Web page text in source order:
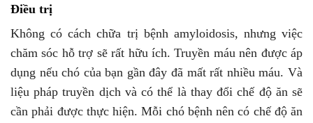
Điều trị
Không có cách chữa trị bệnh amyloidosis, nhưng việc
chăm sóc hỗ trợ sẽ rất hữu ích. Truyền máu nên được áp
dụng nếu chó của bạn gần đây đã mất rất nhiều máu. Và
liệu pháp truyền dịch và có thể là thay đổi chế độ ăn sẽ
cần phải được thực hiện. Mỗi chó bệnh nên có chế độ ăn